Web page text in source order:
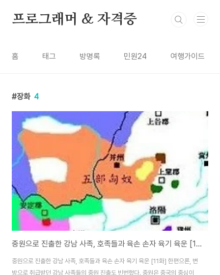
프로그래머 & 자격증
홈 태그 방명록 민원24 여행가이드
장화 4
중원으로 진출한 강남 사족, 호족들과 육손 손자 육기 육운 [11화]
중원으로 진출한 강남 사족, 호족들과 육손 손자 육기 육운 [11화] 한편으론, 변
방으로 취급받던 강남 사족들의 중원 진출도 빈번했다. 중원은 중국의 중심이